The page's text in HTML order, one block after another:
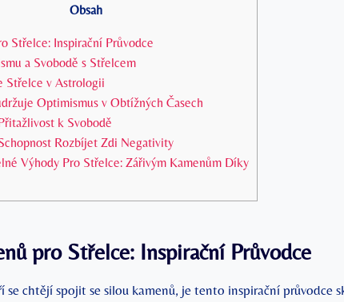
Obsah
Střelce: Inspirační Průvodce
a Svobodě s Střelcem
Střelce v Astrologii
Optimismus v Obtížných Časech
k Svobodě
Rozbíjet Zdi Negativity
Výhody Pro Střelce: Zářivým Kamenům Díky
pro Střelce: Inspirační Průvodce
se chtějí spojit se silou kamenů, je tento inspirační průvodce